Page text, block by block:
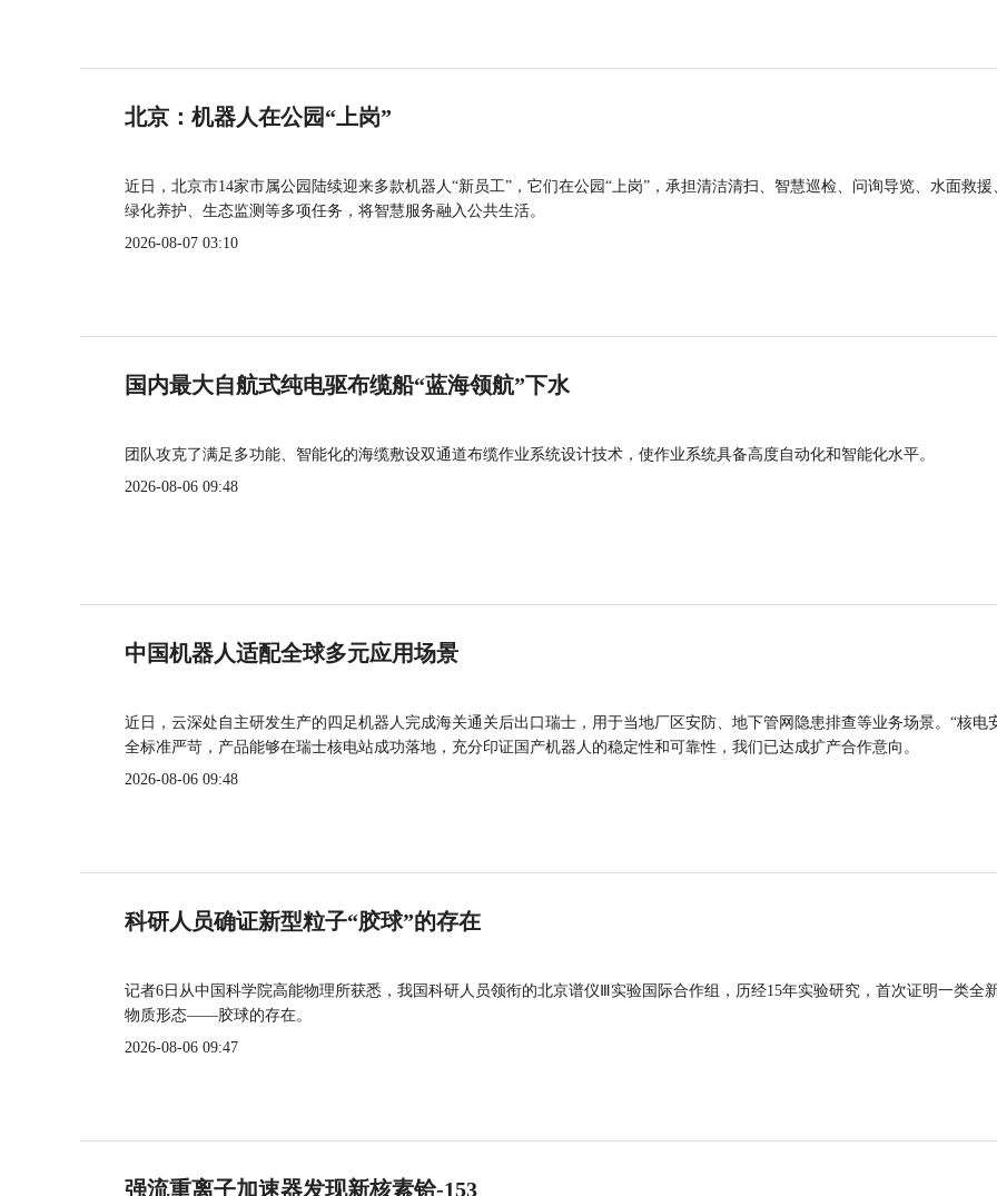
北京：机器人在公园“上岗”
近日，北京市14家市属公园陆续迎来多款机器人“新员工”，它们在公园“上岗”，承担清洁清扫、智慧巡检、问询导览、水面救援
绿化养护、生态监测等多项任务，将智慧服务融入公共生活。
2026-08-07 03:10
国内最大自航式纯电驱布缆船“蓝海领航”下水
团队攻克了满足多功能、智能化的海缆敷设双通道布缆作业系统设计技术，使作业系统具备高度自动化和智能化水平。
2026-08-06 09:48
中国机器人适配全球多元应用场景
近日，云深处自主研发生产的四足机器人完成海关通关后出口瑞士，用于当地厂区安防、地下管网隐患排查等业务场景。“核电
全标准严苛，产品能够在瑞士核电站成功落地，充分印证国产机器人的稳定性和可靠性，我们已达成扩产合作意向。
2026-08-06 09:48
科研人员确证新型粒子“胶球”的存在
记者6日从中国科学院高能物理所获悉，我国科研人员领衔的北京谱仪Ⅲ实验国际合作组，历经15年实验研究，首次证明一类全
物质形态——胶球的存在。
2026-08-06 09:47
强流重离子加速器发现新核素铪-153